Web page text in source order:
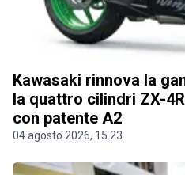
Kawasaki rinnova la
la quattro cilindri ZX-
con patente A2
04 agosto 2026, 15.23